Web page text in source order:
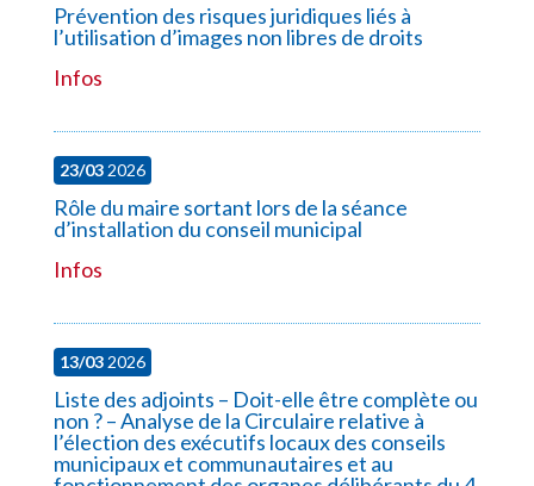
Prévention des risques juridiques liés à
l’utilisation d’images non libres de droits
Infos
23/032026
Rôle du maire sortant lors de la séance
d’installation du conseil municipal
Infos
13/032026
Liste des adjoints – Doit-elle être complète ou
non ? – Analyse de la Circulaire relative à
l’élection des exécutifs locaux des conseils
municipaux et communautaires et au